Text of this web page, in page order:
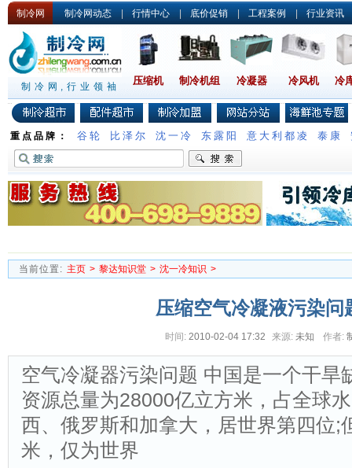
制冷网 制冷网动态 | 行情中心 | 底价促销 | 工程案例 | 行业资讯
制冷网,行业领袖 压缩机 制冷机组 冷凝器 冷风机 冷
重点品牌： 谷轮 比泽尔 沈一冷 东露阳 意大利都凌 泰康
当前位置: 主页 > 黎达知识堂 > 沈一冷知识 >
压缩空气冷凝液污染问
时间: 2010-02-04 17:32 来源: 未知 作者:
空气冷凝器污染问题 中国是一个干旱
资源总量为28000亿立方米，占全球
西、俄罗斯和加拿大，居世界第四位;
米，仅为世界